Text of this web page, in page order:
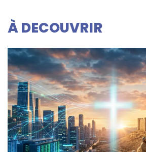
À DECOUVRIR